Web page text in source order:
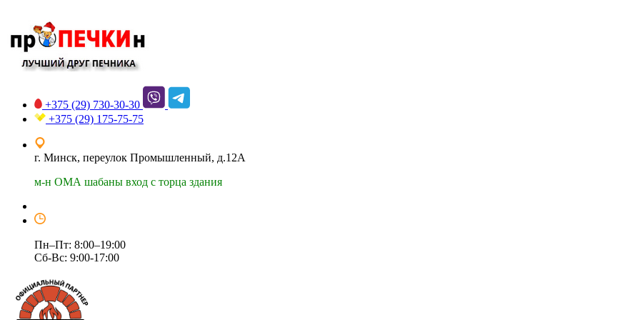
+375 (29) 730-30-30
+375 (29) 175-75-75
г. Минск, переулок Промышленный, д.12А
м-н ОМА шабаны вход с торца здания
Пн–Пт: 8:00–19:00
Сб-Вс: 9:00-17:00